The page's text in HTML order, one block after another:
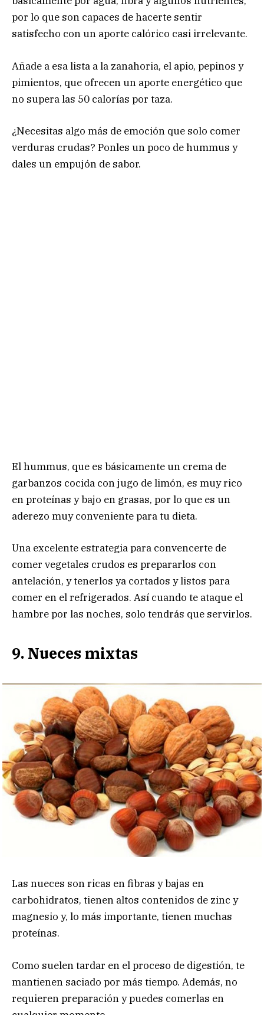
por lo que son capaces de hacerte sentir
satisfecho con un aporte calórico casi irrelevante.
Añade a esa lista a la zanahoria, el apio, pepinos y
pimientos, que ofrecen un aporte energético que
no supera las 50 calorías por taza.
¿Necesitas algo más de emoción que solo comer
verduras crudas? Ponles un poco de hummus y
dales un empujón de sabor.
El hummus, que es básicamente un crema de
garbanzos cocida con jugo de limón, es muy rico
en proteínas y bajo en grasas, por lo que es un
aderezo muy conveniente para tu dieta.
Una excelente estrategia para convencerte de
comer vegetales crudos es prepararlos con
antelación, y tenerlos ya cortados y listos para
comer en el refrigerados. Así cuando te ataque el
hambre por las noches, solo tendrás que servirlos.
9. Nueces mixtas
Las nueces son ricas en fibras y bajas en
carbohidratos, tienen altos contenidos de zinc y
magnesio y, lo más importante, tienen muchas
proteínas.
Como suelen tardar en el proceso de digestión, te
mantienen saciado por más tiempo. Además, no
requieren preparación y puedes comerlas en